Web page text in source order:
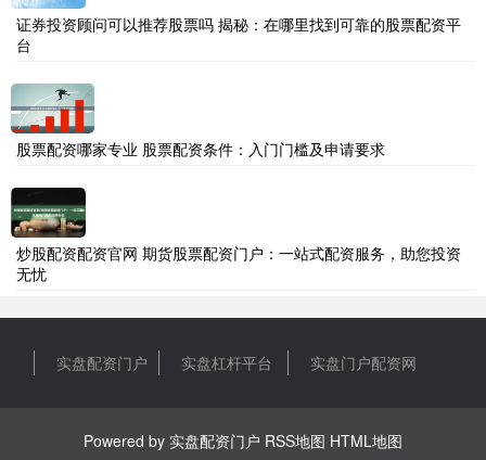
证券投资顾问可以推荐股票吗 揭秘：在哪里找到可靠的股票配资平
台
股票配资哪家专业 股票配资条件：入门门槛及申请要求
炒股配资配资官网 期货股票配资门户：一站式配资服务，助您投资
无忧
实盘配资门户 实盘杠杆平台 实盘门户配资网
Powered by 实盘配资门户 RSS地图 HTML地图